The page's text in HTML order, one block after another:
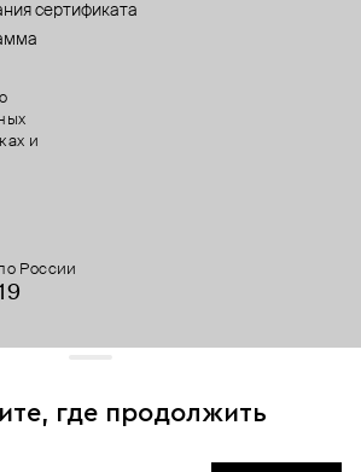
сертификата
России
и
где продолжить